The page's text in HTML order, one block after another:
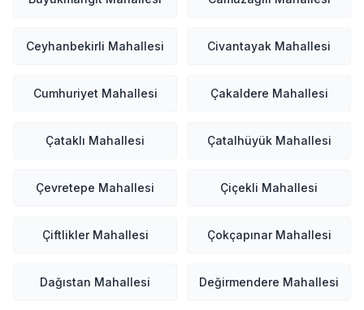
Ceyhanbekirli Mahallesi Civantayak Mahallesi
Cumhuriyet Mahallesi Çakaldere Mahallesi
Çataklı Mahallesi Çatalhüyük Mahallesi
Çevretepe Mahallesi Çiçekli Mahallesi
Çiftlikler Mahallesi Çokçapınar Mahallesi
Dağıstan Mahallesi Değirmendere Mahallesi